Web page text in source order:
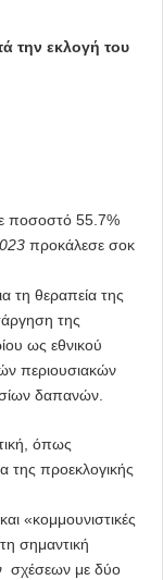
την εκλογή του
ποσοστό 55.7%
προκάλεσε σοκ
τη θεραπεία της
της
ως εθνικού
περιουσιακών
δαπανών.
όπως
της προεκλογικής
«κομμουνιστικές
σημαντική
σχέσεων με δύο